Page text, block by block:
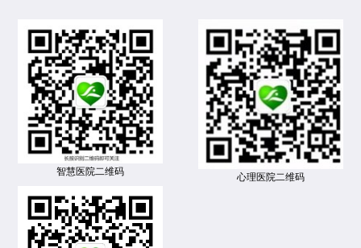
智慧医院二维码
心理医院二维码